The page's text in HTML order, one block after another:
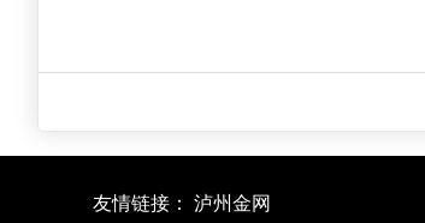
友情链接： 泸州金网